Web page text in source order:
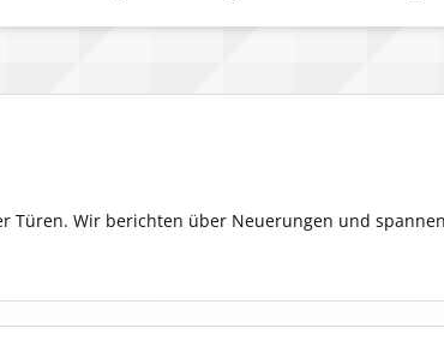
Türen. Wir berichten über Neuerungen und